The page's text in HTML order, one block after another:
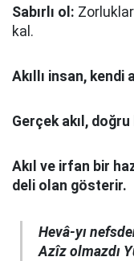
Sabırlı ol:
kal.
Akıllı insan, kendi
Gerçek akıl,
Akıl ve irfan bir
deli olan gösterir.
Hevâ-yı
Azîz olmazdı